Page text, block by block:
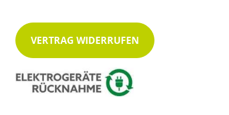
VERTRAG WIDERRUFEN